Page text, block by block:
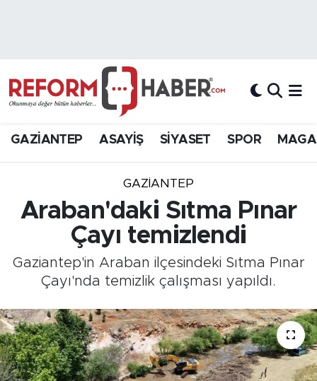
GAZİANTEP ASAYİŞ SİYASET SPOR
GAZIANTEP
Araban'daki Sıtma Pınar
Çayı temizlendi
Gaziantep'in Araban ilçesindeki Sıtma Pınar
Çayı'nda temizlik çalışması yapıldı.
Hava Durumu
Süper Lig Puan Durumu ve Fikstür
Son Dakika Haberleri
Haber Arşivi